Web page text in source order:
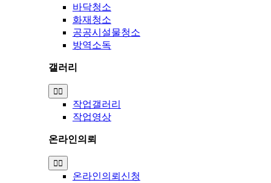
바닥청소
화재청소
공공시설물청소
방역소독
갤러리
Toggle
Navigation
작업갤러리
작업영상
온라인의뢰
Toggle
Navigation
온라인의뢰신청